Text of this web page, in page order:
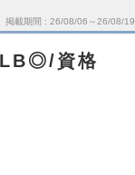
掲載期間 26/08/06～26/08/19
資格